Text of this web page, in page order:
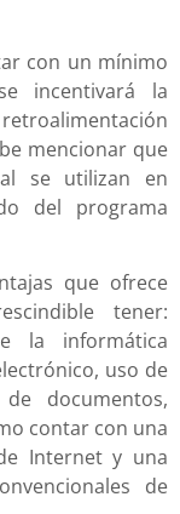
con un mínimo
incentivará la
mencionar que
se utilizan en
del programa
que ofrece
tener:
la informática
uso de
documentos,
contar con una
Internet y una
de